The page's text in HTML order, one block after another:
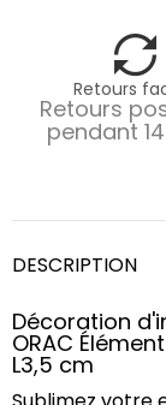
Retours
Retours
pendant
DESCRIPTION
Décoration
ORAC
L3,5 cm